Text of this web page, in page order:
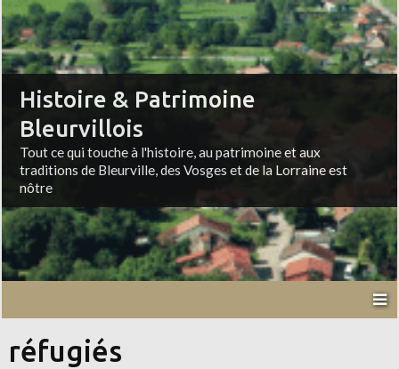
Histoire & Patrimoine
Bleurvillois
Tout ce qui touche à l'histoire, au patrimoine et aux
traditions de Bleurville, des Vosges et de la Lorraine est
nôtre
réfugiés